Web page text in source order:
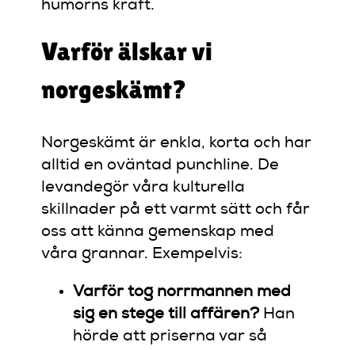
humorns kraft.
Varför älskar vi
norgeskämt?
Norgeskämt är enkla, korta och har
alltid en oväntad punchline. De
levandegör våra kulturella
skillnader på ett varmt sätt och får
oss att känna gemenskap med
våra grannar. Exempelvis:
Varför tog norrmannen med
sig en stege till affären?Han
hörde att priserna var så